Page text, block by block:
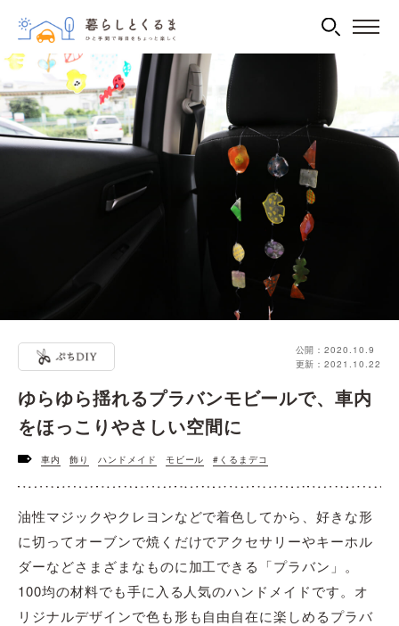
公開：2020.10.9
更新：2021.10.22
ゆらゆら揺れるプラバンモビールで、車内
をほっこりやさしい空間に
車内 飾り ハンドメイド モビール #くるまデコ
油性マジックやクレヨンなどで着色してから、好きな形
に切ってオーブンで焼くだけでアクセサリーやキーホル
ダーなどさまざまなものに加工できる「プラバン」。
100均の材料でも手に入る人気のハンドメイドです。オ
リジナルデザインで色も形も自由自在に楽しめるプラバ